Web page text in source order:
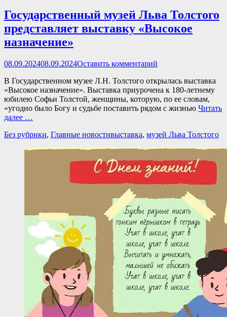
Государственный музей Льва Толстого
представляет выставку «Высокое
назначение»
Опубликовано
08.09.202408.09.2024Оставить комментарий
В Государственном музее Л.Н. Толстого открылась выставка
«Высокое назначение». Выставка приурочена к 180-летнему
юбилею Софьи Толстой, женщины, которую, по ее словам,
«угодно было Богу и судьбе поставить рядом с жизнью Читать
далее …
Категории
Без рубрики, Главные новостиТеги
выставка, музей Льва Толстого